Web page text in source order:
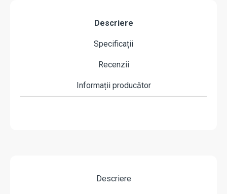
Descriere
Specificații
Recenzii
Informații producător
Descriere